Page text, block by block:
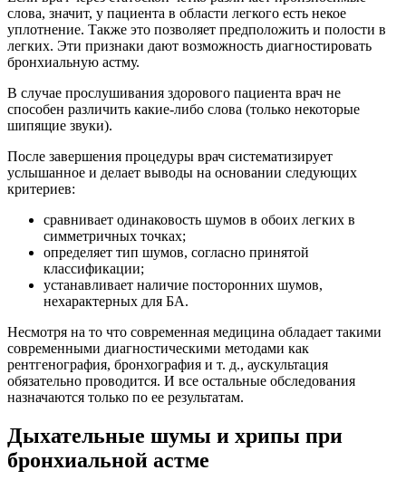
слова, значит, у пациента в области легкого есть некое
уплотнение. Также это позволяет предположить и полости в
легких. Эти признаки дают возможность диагностировать
бронхиальную астму.
В случае прослушивания здорового пациента врач не
способен различить какие-либо слова (только некоторые
шипящие звуки).
После завершения процедуры врач систематизирует
услышанное и делает выводы на основании следующих
критериев:
сравнивает одинаковость шумов в обоих легких в
симметричных точках;
определяет тип шумов, согласно принятой
классификации;
устанавливает наличие посторонних шумов,
нехарактерных для БА.
Несмотря на то что современная медицина обладает такими
современными диагностическими методами как
рентгенография, бронхография и т. д., аускультация
обязательно проводится. И все остальные обследования
назначаются только по ее результатам.
Дыхательные шумы и хрипы при
бронхиальной астме